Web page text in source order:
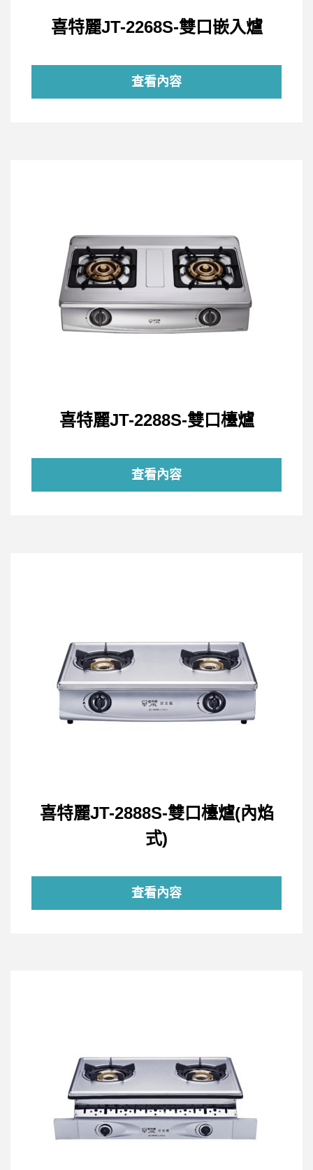
喜特麗JT-2268S-雙口嵌入爐
查看內容
喜特麗JT-2288S-雙口檯爐
查看內容
喜特麗JT-2888S-雙口檯爐(內焰
式)
查看內容